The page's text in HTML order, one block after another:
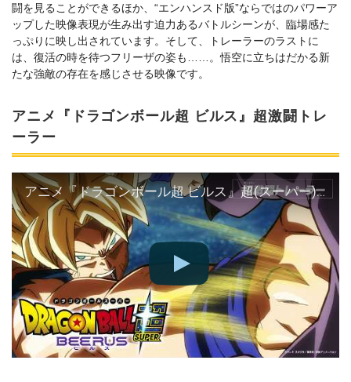
闘を見ることができるほか、“エンハンスド版”ならではのパワーア
ップした映像表現が生み出す迫力あるバトルシーンが、臨場感た
っぷりに映し出されています。そして、トレーラーのラストに
は、復活の時を待つフリーザの姿も……。悟空に⽴ちはだかる新
たな強敵の存在を感じさせる映像です。
アニメ『ドラゴンボール超 ビルス』超激闘トレ
ーラー
アニメ『ドラゴンボール超 ビルス』超(スーパー)激闘トレーラー／2026年秋放送！